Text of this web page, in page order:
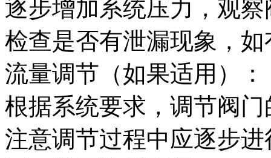
逐步增加系统压力，观
检查是否有泄漏现象，
流量调节（如果适用）：
根据系统要求，调节阀
注意调节过程中应逐步